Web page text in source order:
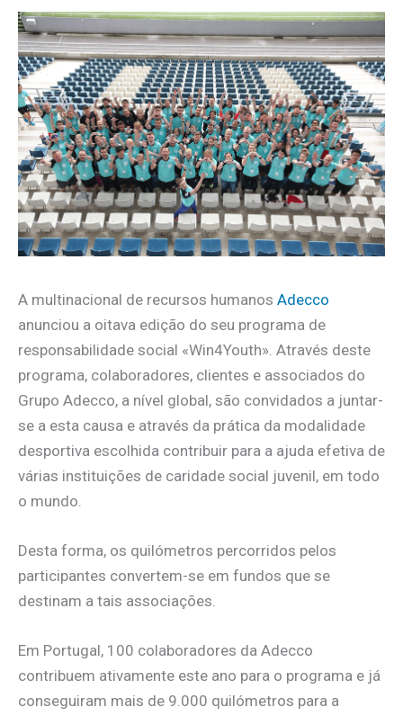
A multinacional de recursos humanos Adecco
anunciou a oitava edição do seu programa de
responsabilidade social «Win4Youth». Através deste
programa, colaboradores, clientes e associados do
Grupo Adecco, a nível global, são convidados a juntar-
se a esta causa e através da prática da modalidade
desportiva escolhida contribuir para a ajuda efetiva de
várias instituições de caridade social juvenil, em todo
o mundo.
Desta forma, os quilómetros percorridos pelos
participantes convertem-se em fundos que se
destinam a tais associações.
Em Portugal, 100 colaboradores da Adecco
contribuem ativamente este ano para o programa e já
conseguiram mais de 9.000 quilómetros para a